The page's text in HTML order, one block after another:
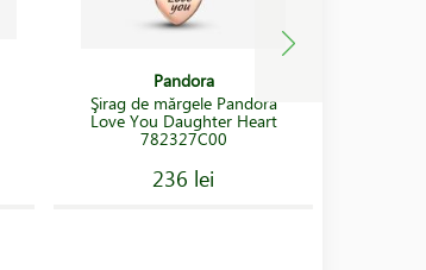
Pandora
Şirag de mărgele Pandora
Love You Daughter Heart
782327C00
236 lei